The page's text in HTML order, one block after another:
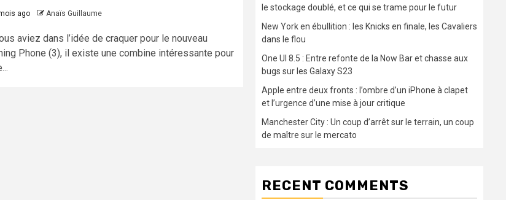
ago Anaïs Guillaume
aviez dans l’idée de craquer pour le nouveau
Phone (3), il existe une combine intéressante pour
le stockage doublé, et ce qui se trame pour le futur
New York en ébullition : les Knicks en finale, les Cavaliers
dans le flou
One UI 8.5 : Entre refonte de la Now Bar et chasse aux
bugs sur les Galaxy S23
Apple entre deux fronts : l’ombre d’un iPhone à clapet
et l’urgence d’une mise à jour critique
Manchester City : Un coup d’arrêt sur le terrain, un coup
de maître sur le mercato
RECENT COMMENTS